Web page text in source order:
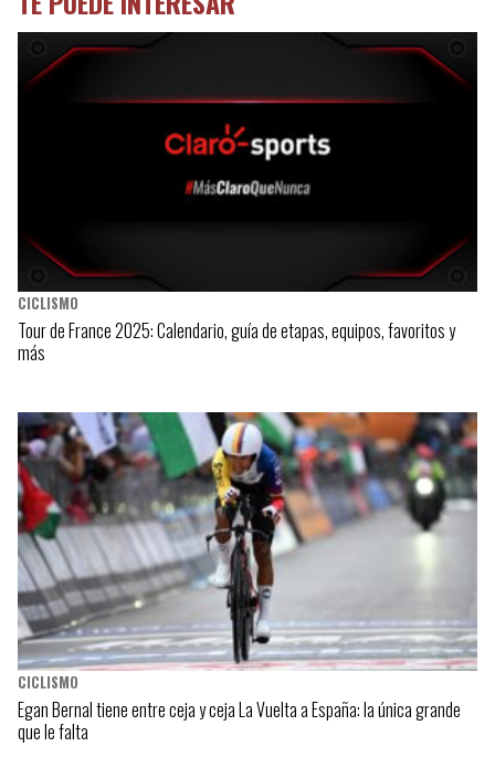
CICLISMO
Tour de France 2025: Calendario, guía de etapas, equipos, favoritos y
más
CICLISMO
Egan Bernal tiene entre ceja y ceja La Vuelta a España: la única grande
que le falta